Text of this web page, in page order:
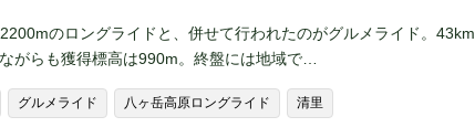
のロングライドと、併せて行われたのがグルメライド。43km
がらも獲得標高は990m。終盤には地域で…
グルメライド 八ヶ岳高原ロングライド 清里